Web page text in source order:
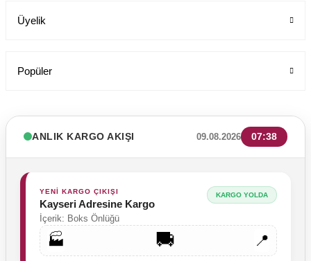
Üyelik
Popüler
ANLIK KARGO AKIŞI 09.08.2026 07:38
YENİ KARGO ÇIKIŞI
Kayseri Adresine Kargo
İçerik: Boks Önlüğü
KARGO YOLDA
🏭 🚚 📍